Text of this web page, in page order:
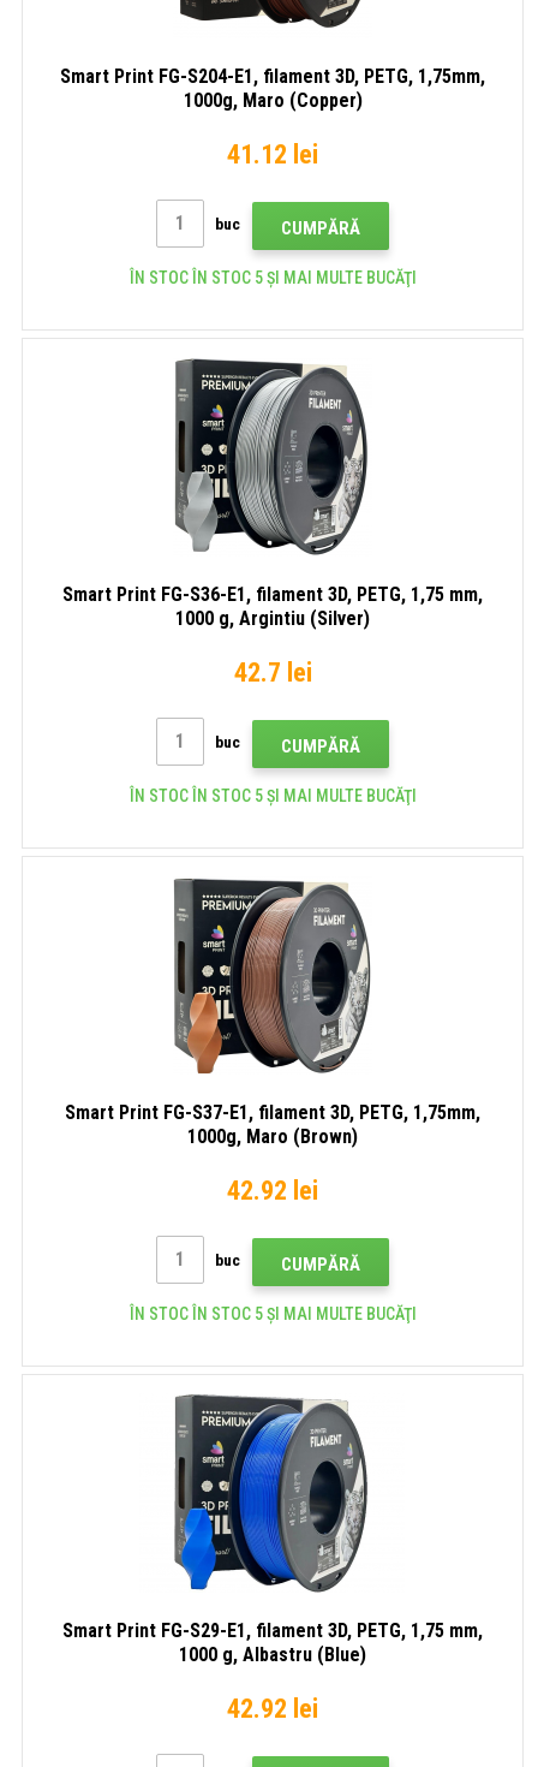
Smart Print FG-S204-E1, filament 3D, PETG, 1,75mm,
1000g, Maro (Copper)
41.12 lei
buc CUMPĂRĂ
ÎN STOC ÎN STOC 5 ȘI MAI MULTE BUCĂŢI
Smart Print FG-S36-E1, filament 3D, PETG, 1,75 mm,
1000 g, Argintiu (Silver)
42.7 lei
buc CUMPĂRĂ
ÎN STOC ÎN STOC 5 ȘI MAI MULTE BUCĂŢI
Smart Print FG-S37-E1, filament 3D, PETG, 1,75mm,
1000g, Maro (Brown)
42.92 lei
buc CUMPĂRĂ
ÎN STOC ÎN STOC 5 ȘI MAI MULTE BUCĂŢI
Smart Print FG-S29-E1, filament 3D, PETG, 1,75 mm,
1000 g, Albastru (Blue)
42.92 lei